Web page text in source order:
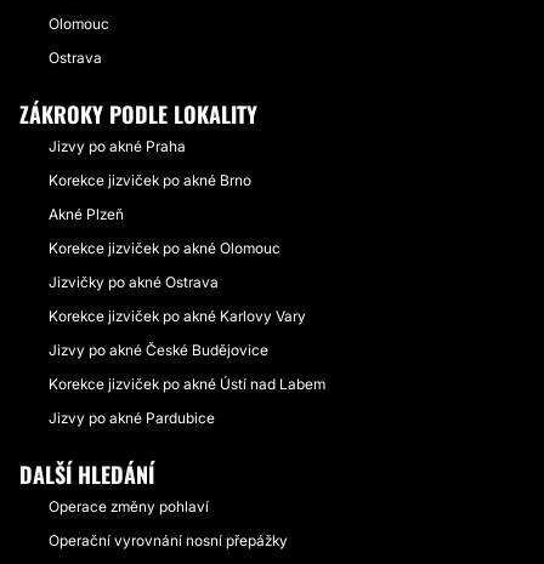
Olomouc
Ostrava
ZÁKROKY PODLE LOKALITY
Jizvy po akné Praha
Korekce jizviček po akné Brno
Akné Plzeň
Korekce jizviček po akné Olomouc
Jizvičky po akné Ostrava
Korekce jizviček po akné Karlovy Vary
Jizvy po akné České Budějovice
Korekce jizviček po akné Ústí nad Labem
Jizvy po akné Pardubice
DALŠÍ HLEDÁNÍ
Operace změny pohlaví
Operační vyrovnání nosní přepážky